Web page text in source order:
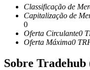
Classificação de
Capitalização de
0
Oferta Circulante0
Oferta Máxima0
Sobre